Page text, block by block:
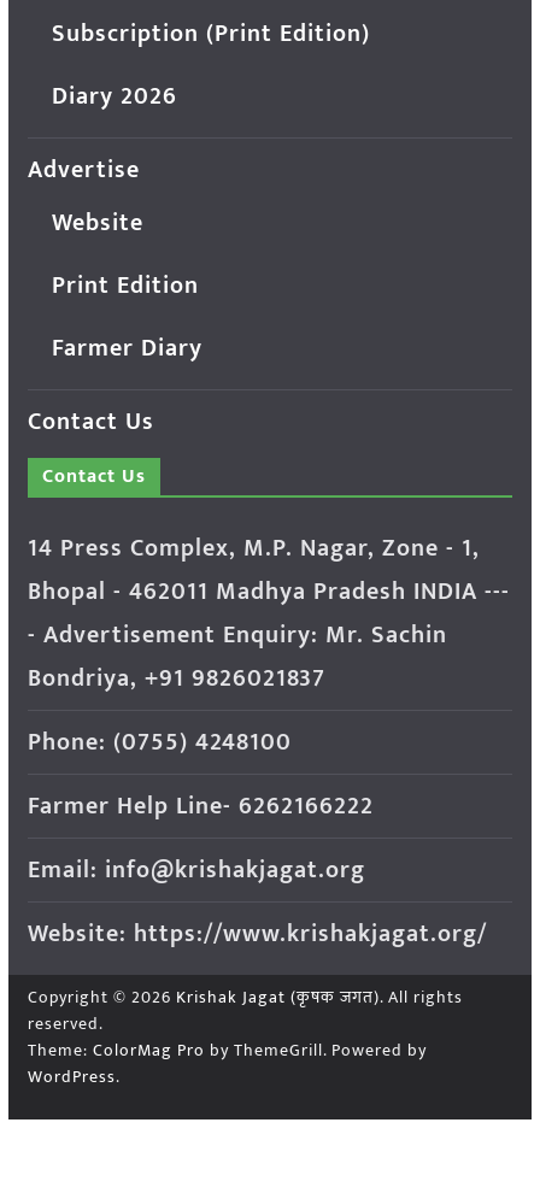
Subscription (Print Edition)
Diary 2026
Advertise
Website
Print Edition
Farmer Diary
Contact Us
Contact Us
14 Press Complex, M.P. Nagar, Zone - 1,
Bhopal - 462011 Madhya Pradesh INDIA ---
- Advertisement Enquiry: Mr. Sachin
Bondriya, +91 9826021837
Phone: (0755) 4248100
Farmer Help Line- 6262166222
Email: info@krishakjagat.org
Website: https://www.krishakjagat.org/
Copyright © 2026 Krishak Jagat (कृषक जगत). All rights
reserved.
Theme: ColorMag Pro by ThemeGrill. Powered by
WordPress.